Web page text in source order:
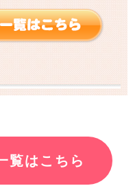
覧はこちら